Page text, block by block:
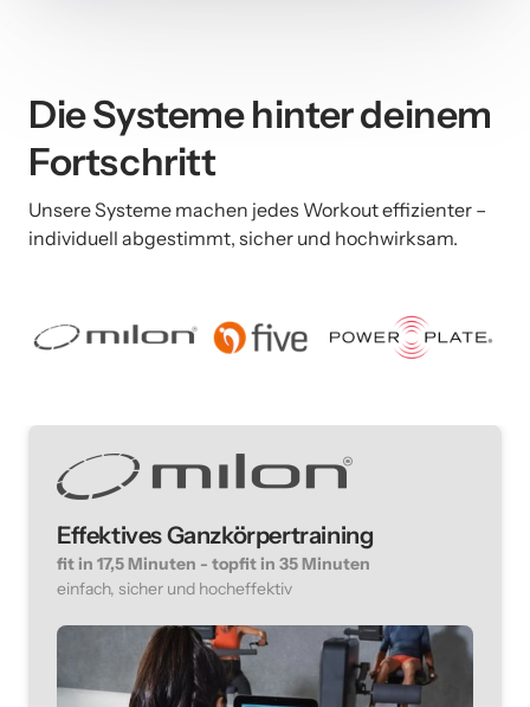
Die Systeme hinter deinem
Fortschritt
Unsere Systeme machen jedes Workout effizienter –
individuell abgestimmt, sicher und hochwirksam.
Effektives Ganzkörpertraining
einfach, sicher und hocheffektiv